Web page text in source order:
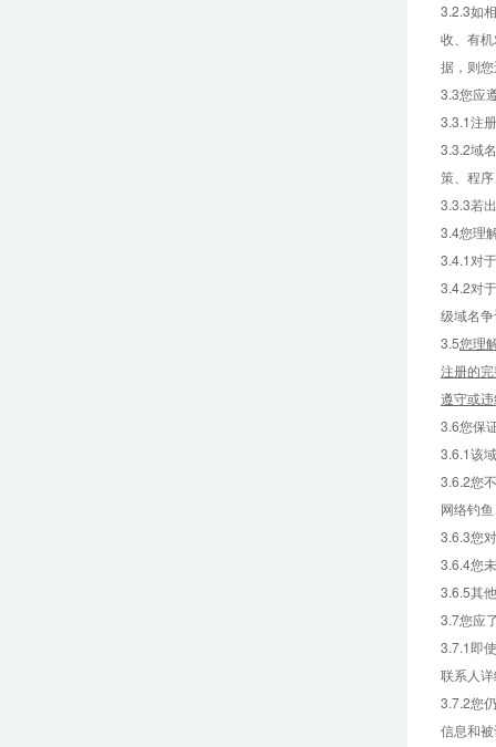
3.2.3如
收、有
据，则
3.3您应
3.3.1注
3.3.2域
策、程
3.3.3若
3.4您理
3.4.1对
3.4.2对
级域名
3.5您理
注册的
遵守或
3.6您保
3.6.1该
3.6.2您
网络钓
3.6.3您
3.6.4您
3.6.5其
3.7您应
3.7.1即
联系人
3.7.2您
信息和